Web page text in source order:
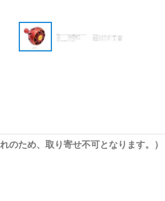
ため、取り寄せ不可となります。）